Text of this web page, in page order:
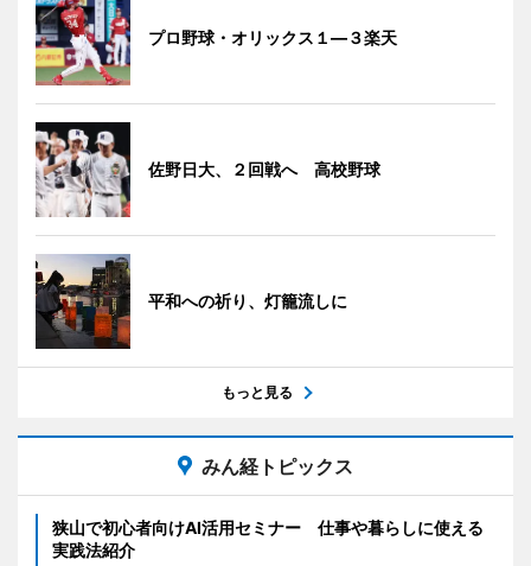
プロ野球・オリックス１―３楽天
佐野日大、２回戦へ 高校野球
平和への祈り、灯籠流しに
もっと見る
みん経トピックス
狭山で初心者向けAI活用セミナー 仕事や暮らしに使える
実践法紹介